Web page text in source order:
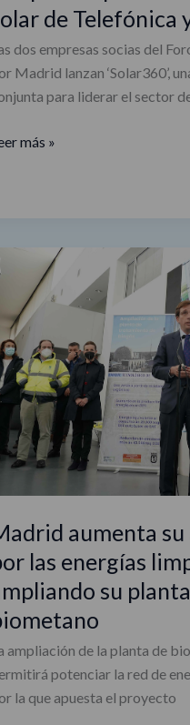
de Telefónica
dos empresas socias del
Madrid lanzan ‘Solar360’,
para liderar el sector
más »
aumenta su
las energías
su
ampliación de la planta de
potenciar la red de
la que apuesta el proyecto